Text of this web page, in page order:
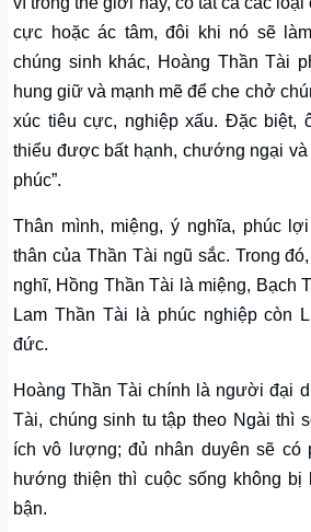
cực hoặc ác tâm, đôi khi nó sẽ
chúng sinh khác, Hoàng Thần Tài
hung giữ và mạnh mẽ để che chở
xúc tiêu cực, nghiệp xấu. Đặc biệt,
thiểu được bất hạnh, chướng ngại và
phúc”.
Thân mình, miệng, ý nghĩa, phúc
thân của Thần Tài ngũ sắc. Trong
nghĩ, Hồng Thần Tài là miệng, Bạch
Lam Thần Tài là phúc nghiệp còn
đức.
Hoàng Thần Tài chính là người đại
Tài, chúng sinh tu tập theo Ngài thì
ích vô lượng; đủ nhân duyên sẽ có
hướng thiện thì cuộc sống không bị
bận.